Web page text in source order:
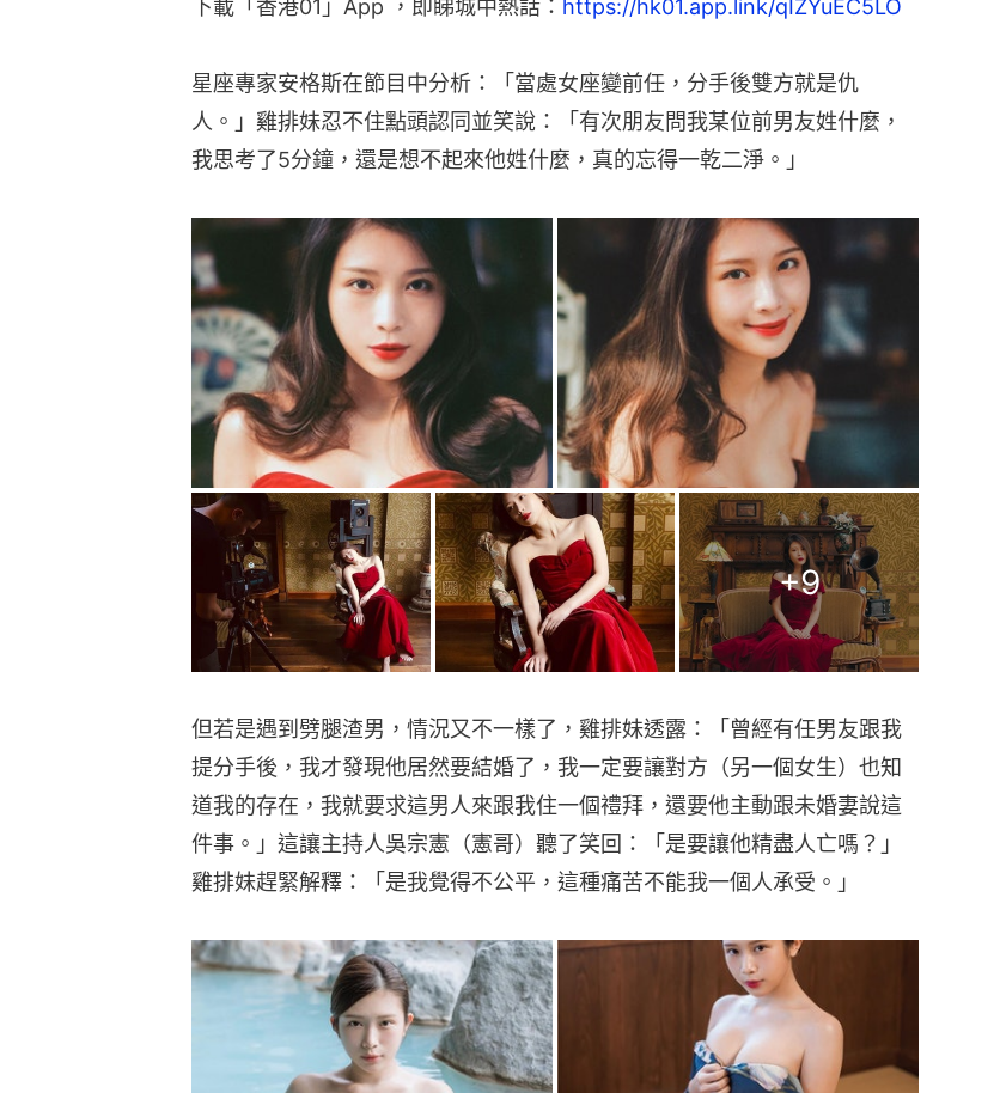
下載「香港01」App ，即睇城中熱話： https://hk01.app.link/qIZYuEC5LO
星座專家安格斯在節目中分析：「當處女座變前任，分手後雙方就是仇
人。」雞排妹忍不住點頭認同並笑說：「有次朋友問我某位前男友姓什麼，
我思考了5分鐘，還是想不起來他姓什麼，真的忘得一乾二淨。」
+9
但若是遇到劈腿渣男，情況又不一樣了，雞排妹透露：「曾經有任男友跟我
提分手後，我才發現他居然要結婚了，我一定要讓對方（另一個女生）也知
道我的存在，我就要求這男人來跟我住一個禮拜，還要他主動跟未婚妻說這
件事。」這讓主持人吳宗憲（憲哥）聽了笑回：「是要讓他精盡人亡嗎？」
雞排妹趕緊解釋：「是我覺得不公平，這種痛苦不能我一個人承受。」